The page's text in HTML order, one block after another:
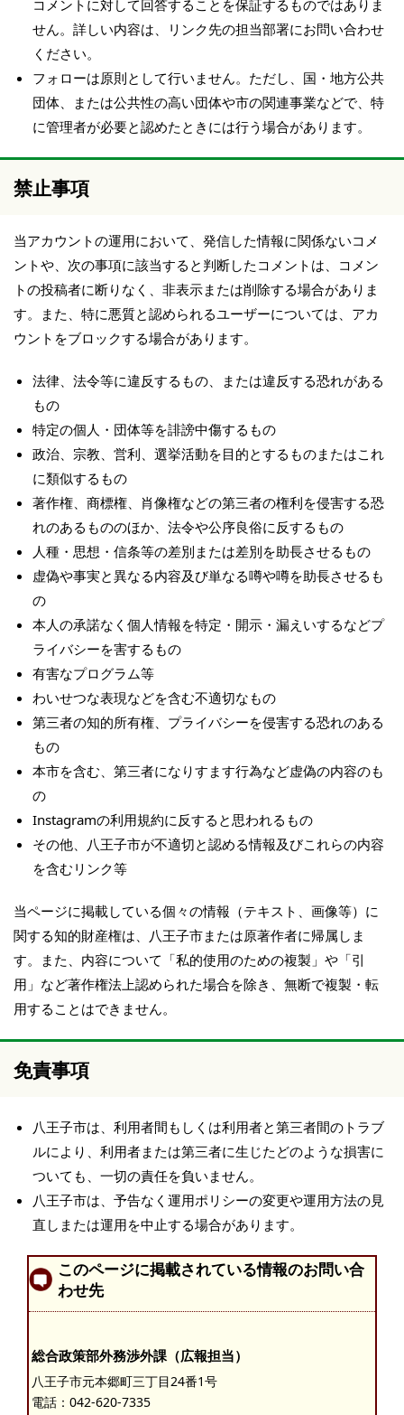
コメントに対して回答することを保証するものではありま
せん。詳しい内容は、リンク先の担当部署にお問い合わせ
ください。
フォローは原則として行いません。ただし、国・地方公共
団体、または公共性の高い団体や市の関連事業などで、特
に管理者が必要と認めたときには行う場合があります。
禁止事項
当アカウントの運用において、発信した情報に関係ないコメ
ントや、次の事項に該当すると判断したコメントは、コメン
トの投稿者に断りなく、非表示または削除する場合がありま
す。また、特に悪質と認められるユーザーについては、アカ
ウントをブロックする場合があります。
法律、法令等に違反するもの、または違反する恐れがある
もの
特定の個人・団体等を誹謗中傷するもの
政治、宗教、営利、選挙活動を目的とするものまたはこれ
に類似するもの
著作権、商標権、肖像権などの第三者の権利を侵害する恐
れのあるもののほか、法令や公序良俗に反するもの
人種・思想・信条等の差別または差別を助長させるもの
虚偽や事実と異なる内容及び単なる噂や噂を助長させるも
の
本人の承諾なく個人情報を特定・開示・漏えいするなどプ
ライバシーを害するもの
有害なプログラム等
わいせつな表現などを含む不適切なもの
第三者の知的所有権、プライバシーを侵害する恐れのある
もの
本市を含む、第三者になりすます行為など虚偽の内容のも
の
Instagramの利用規約に反すると思われるもの
その他、八王子市が不適切と認める情報及びこれらの内容
を含むリンク等
当ページに掲載している個々の情報（テキスト、画像等）に
関する知的財産権は、八王子市または原著作者に帰属しま
す。また、内容について「私的使用のための複製」や「引
用」など著作権法上認められた場合を除き、無断で複製・転
用することはできません。
免責事項
八王子市は、利用者間もしくは利用者と第三者間のトラブ
ルにより、利用者または第三者に生じたどのような損害に
ついても、一切の責任を負いません。
八王子市は、予告なく運用ポリシーの変更や運用方法の見
直しまたは運用を中止する場合があります。
このページに掲載されている情報のお問い合
わせ先
総合政策部外務渉外課（広報担当）
八王子市元本郷町三丁目24番1号
電話： 042-620-7335